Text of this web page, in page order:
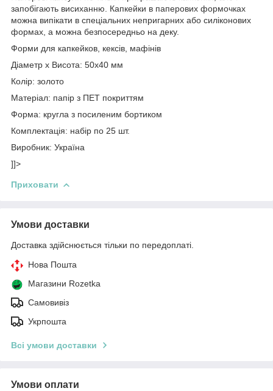
запобігають висиханню. Капкейки в паперових формочках
можна випікати в спеціальних непригарних або силіконових
формах, а можна безпосередньо на деку.
Форми для капкейков, кексів, мафінів
Діаметр х Висота: 50х40 мм
Колір: золото
Матеріал: папір з ПЕТ покриттям
Форма: кругла з посиленим бортиком
Комплектація: набір по 25 шт.
Виробник: Україна
]]>
Приховати
Умови доставки
Доставка здійснюється тільки по передоплаті.
Нова Пошта
Магазини Rozetka
Самовивіз
Укрпошта
Всі умови доставки
Умови оплати